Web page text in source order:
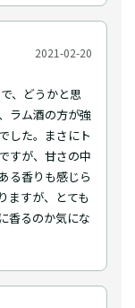
2021-02-20
、どうかと思
ラム酒の方が強
した。まさにト
すが、甘さの中
る香りも感じら
ますが、とても
香るのか気にな